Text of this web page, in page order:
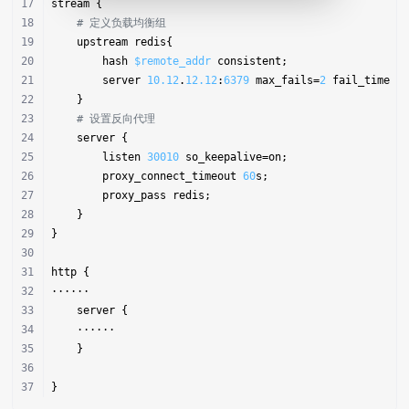
stream {
# 定义负载均衡组
    upstream redis{
        hash
$remote_addr consistent;
        server
10.12. 12.12:6379 max_fails=2
    }
# 设置反向代理
    server {
        listen
30010 so_keepalive=on;
        proxy_connect_timeout
60s;
        proxy_pass redis;
    }
}
http {
······
    server {
    ······
    }
}